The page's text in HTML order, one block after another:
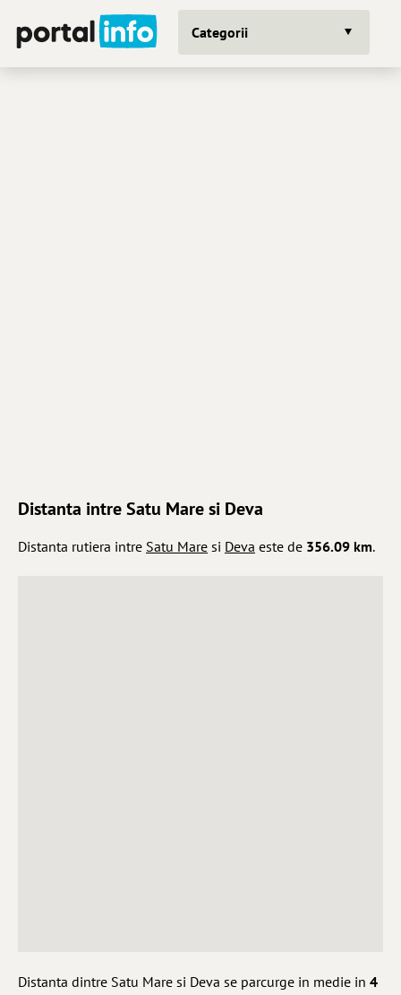
Categorii
Distanta intre Satu Mare si Deva
Distanta rutiera intre Satu Mare si Deva este de 356.09 km.
Distanta dintre Satu Mare si Deva se parcurge in medie in 4